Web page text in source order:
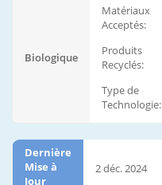
Biologique
Matériaux
Acceptés:
Produits
Recyclés:
Type de
Technologie:
Dernière
Mise à
Jour
2 déc. 2024